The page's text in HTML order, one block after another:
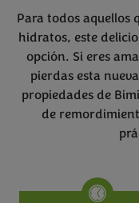
Para todos aquellos
hidratos, este
opción. Si eres
pierdas esta
propiedades de
de